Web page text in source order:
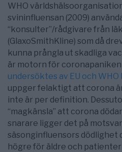
WHO
svininfluensan (2009)
“konsulter”/rådgivare från
(GlaxoSmithKline) som då
kunna prångla ut skadliga
är motorn för coronapaniken
undersöktes av EU och
uppger felaktigt att corona
inte är per definition.
“magkänsla” att corona
snarare ligger det på
säsonginfluensors dödlighet
högre för äldre och